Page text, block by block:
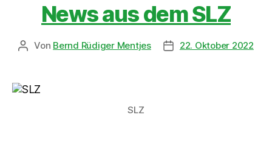
News aus dem SLZ
Von Bernd Rüdiger Mentjes 22. Oktober 2022
SLZ